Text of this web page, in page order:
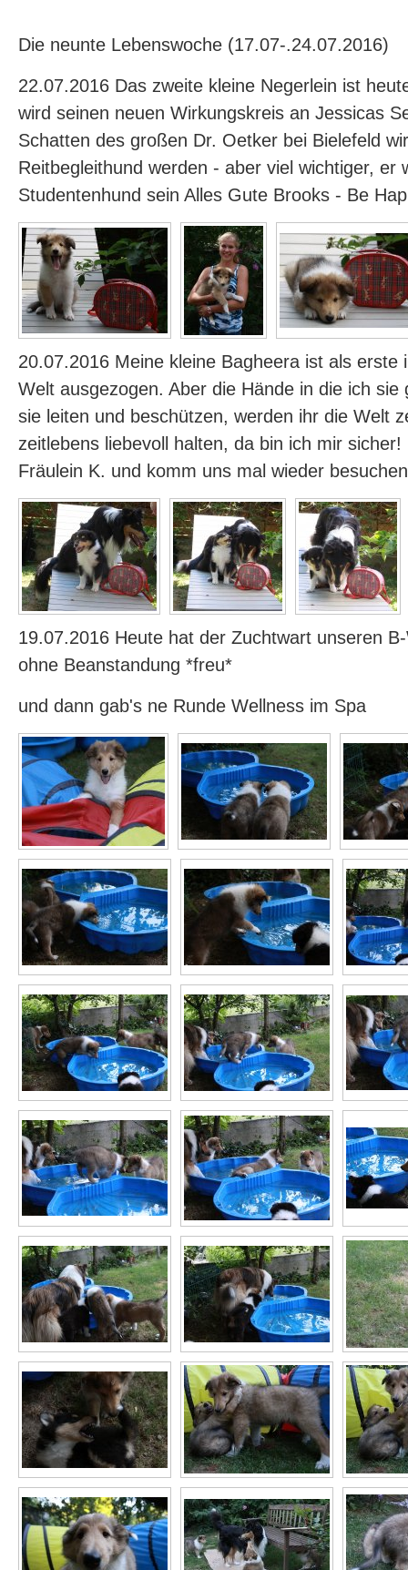
Die neunte Lebenswoche (17.07-.24.07.2016)
22.07.2016 Das zweite kleine Negerlein ist
wird seinen neuen Wirkungskreis an Jessicas
Schatten des großen Dr. Oetker bei Bielefeld
Reitbegleithund werden - aber viel wichtiger, er
Studentenhund sein Alles Gute Brooks - Be
20.07.2016 Meine kleine Bagheera ist als erste
Welt ausgezogen. Aber die Hände in die ich sie
sie leiten und beschützen, werden ihr die Welt
zeitlebens liebevoll halten, da bin ich mir
Fräulein K. und komm uns mal wieder
19.07.2016 Heute hat der Zuchtwart unseren
ohne Beanstandung *freu*
und dann gab's ne Runde Wellness im Spa